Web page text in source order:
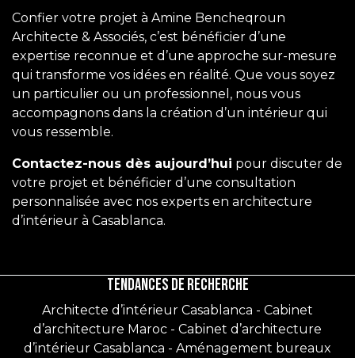
Confier votre projet à Amine Bencheqroun
Architecte & Associés, c’est bénéficier d’une
expertise reconnue et d’une approche sur-mesure
qui transforme vos idées en réalité. Que vous soyez
un particulier ou un professionnel, nous vous
accompagnons dans la création d’un intérieur qui
vous ressemble.
Contactez-nous dès aujourd’hui pour discuter de
votre projet et bénéficier d’une consultation
personnalisée avec nos experts en architecture
d’intérieur à Casablanca.
Tendances de recherche
Architecte d’intérieur Casablanca - Cabinet
d’architecture Maroc - Cabinet d’architecture
d’intérieur Casablanca - Aménagement bureaux